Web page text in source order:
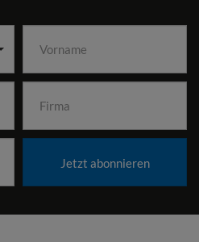
Jetzt abonnieren